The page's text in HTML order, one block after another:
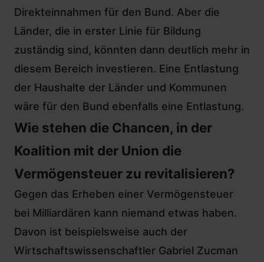
Direkteinnahmen für den Bund. Aber die
Länder, die in erster Linie für Bildung
zuständig sind, könnten dann deutlich mehr in
diesem Bereich investieren. Eine Entlastung
der Haushalte der Länder und Kommunen
wäre für den Bund ebenfalls eine Entlastung.
Wie stehen die Chancen, in der
Koalition mit der Union die
Vermögensteuer zu revitalisieren?
Gegen das Erheben einer Vermögensteuer
bei Milliardären kann niemand etwas haben.
Davon ist beispielsweise auch der
Wirtschaftswissenschaftler Gabriel Zucman